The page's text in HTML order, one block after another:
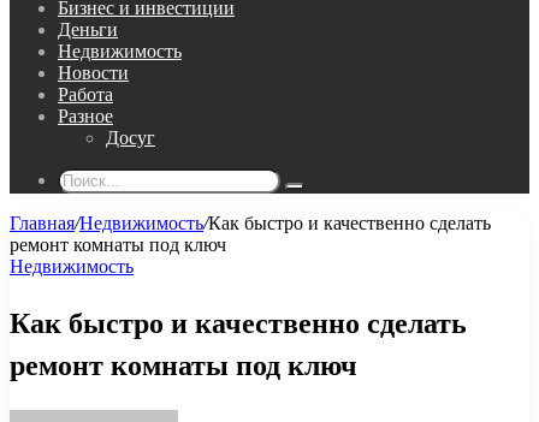
Бизнес и инвестиции
Деньги
Недвижимость
Новости
Работа
Разное
Досуг
Поиск...
Главная/Недвижимость/Как быстро и качественно сделать
ремонт комнаты под ключ
Недвижимость
Как быстро и качественно сделать
ремонт комнаты под ключ